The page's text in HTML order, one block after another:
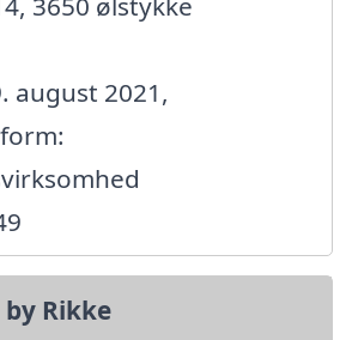
august 2021,
Rikke